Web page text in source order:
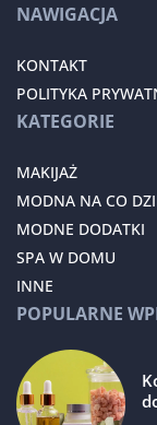
NAWIGACJA
KONTAKT
POLITYKA
KATEGORIE
MAKIJAŻ
MODNA NA CO
MODNE DODATKI
SPA W DOMU
INNE
POPULARNE